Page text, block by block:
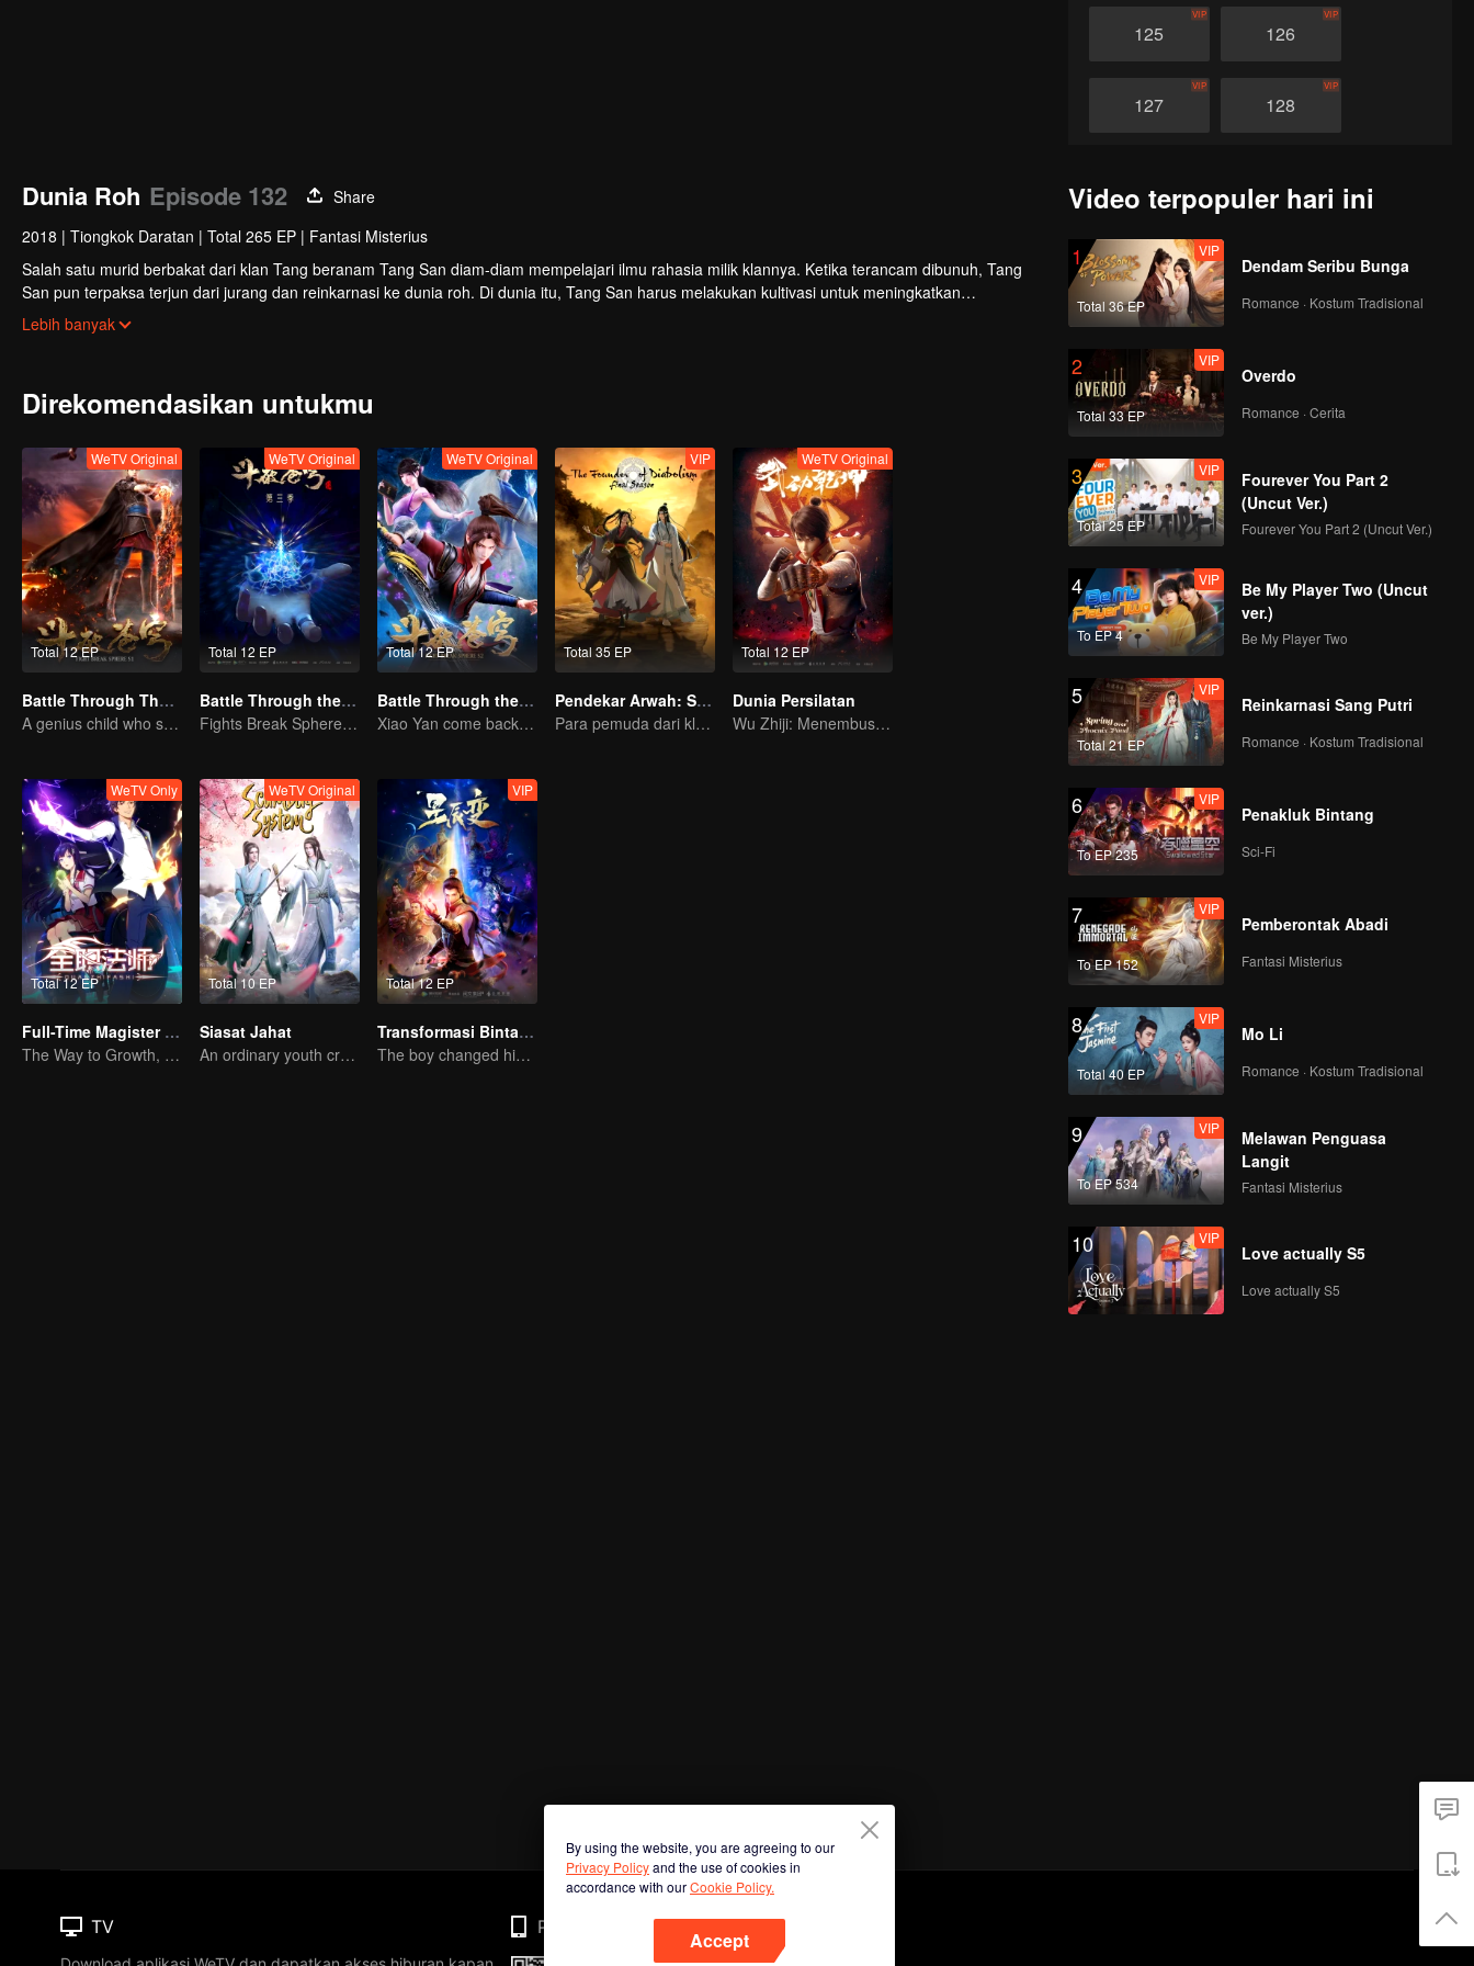
125
VIP
126
VIP
127
VIP
128
VIP
131
133
VIP VIP
135
VIP
136
137
139
VIP
140
VIP
141
VIP
142
VIP
143
VIP
145
VIP
146
147
VIP
148
Dunia Roh Episode 132
Share
2018 | Tiongkok Daratan | Total 265 EP | Fantasi Misterius
Salah satu murid berbakat dari klan Tang beranam Tang San diam-diam mempelajari ilmu rahasia milik klannya. Ketika terancam dibunuh, Tang
San pun terpaksa terjun dari jurang dan reinkarnasi ke dunia roh. Di dunia itu, Tang San harus melakukan kultivasi untuk meningkatkan
kemampuannya dari dasar ke tingkat tertinggi.
Lebih banyak
Direkomendasikan untukmu
Total 12 EP
WeTV Original
Battle Through The Heavens
A genius child who suddenly loses all his powers
Total 12 EP
WeTV Original
Battle Through the Heavens S3
Fights Break Sphere S3
Total 12 EP
WeTV Original
Battle Through the Heavens S2
Xiao Yan come back! Everything is shifting once again ！
Total 35 EP
VIP
Pendekar Arwah: S1 - S3
Para pemuda dari klan pembudidaya, bersatu melawan kejahatan demi kedamaian bersama
Total 12 EP
WeTV Original
Dunia Persilatan
Wu Zhiji: Menembus Langit, Mengguncang Bumi
Total 12 EP
WeTV Only
Full-Time Magister SS1
The Way to Growth, Encouragement and Self-improvement
Total 10 EP
WeTV Original
Siasat Jahat
An ordinary youth crossing as a villain into the book and abusing the hero!
Total 12 EP
VIP
Transformasi Bintang S1
The boy changed his life into a king
Video terpopuler hari ini
1
Total 36 EP
VIP
Dendam Seribu Bunga
Romance · Kostum Tradisional
2
Total 33 EP
VIP
Overdo
Romance · Cerita
3
Total 25 EP
VIP
Fourever You Part 2
(Uncut Ver.)
Fourever You Part 2 (Uncut Ver.)
4
To EP 4
VIP
Be My Player Two (Uncut
ver.)
Be My Player Two
5
Total 21 EP
VIP
Reinkarnasi Sang Putri
Romance · Kostum Tradisional
6
To EP 235
VIP
Penakluk Bintang
Sci-Fi
7
To EP 152
VIP
Pemberontak Abadi
Fantasi Misterius
8
Total 40 EP
VIP
Mo Li
Romance · Kostum Tradisional
9
To EP 534
VIP
Melawan Penguasa
Langit
Fantasi Misterius
10 VIP
Love actually S5
Love actually S5
By using the website, you are agreeing to our
Privacy Policyand the use of cookies in
accordance with ourCookie Policy.
Accept
TV Phone